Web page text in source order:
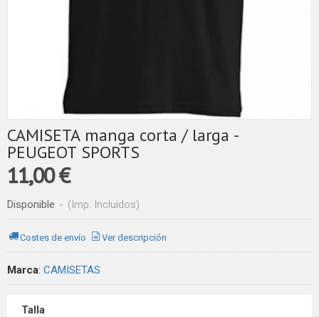
CAMISETA manga corta / larga -
PEUGEOT SPORTS
11,00 €
Disponible - (Imp. Incluidos)
Costes de envío Ver descripción
Marca: CAMISETAS
Talla